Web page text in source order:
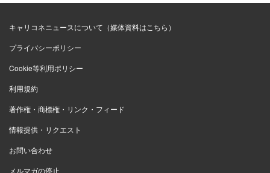
キャリコネニュースについて（媒体資料はこちら）
プライバシーポリシー
Cookie等利用ポリシー
利用規約
著作権・商標権・リンク・フィード
情報提供・リクエスト
お問い合わせ
メルマガの停止